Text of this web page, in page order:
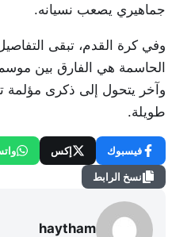
جماهيري يصعب نسيانه.
وفي كرة القدم، تبقى
الحاسمة هي الفارق بين
وآخر يتحول إلى ذكرى مؤلمة
طويلة.
فيسبوك إكس
نسخ الرابط
haytham